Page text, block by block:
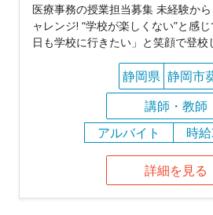
医療事務の授業担当募集 未経験か
ャレンジ! “学校が楽しくない”と感
日も学校に行きたい」と笑顔で登校
静岡県 静岡市
講師・教師
アルバイト
時
詳細を見る